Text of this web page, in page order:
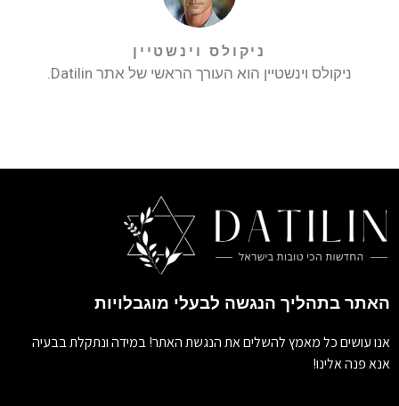
ניקולס וינשטיין
ניקולס וינשטיין הוא העורך הראשי של אתר Datilin.
האתר בתהליך הנגשה לבעלי מוגבלויות
אנו עושים כל מאמץ להשלים את הנגשת האתר! במידה ונתקלת בבעיה
אנא פנה אלינו!